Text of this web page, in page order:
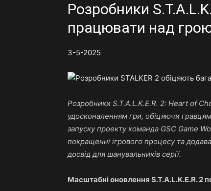
Розробники
працювати над
3-5-2025
Розробники S.T.A.L.K.E.R. 2: Heart of
удосконаленням гри, обіцяючи
запуску проекту команда GSC Game
покращенні ігрового процесу та
досвід для шанувальників серії.
Масштабні оновлення S.T.A.L.K.E.R. 2